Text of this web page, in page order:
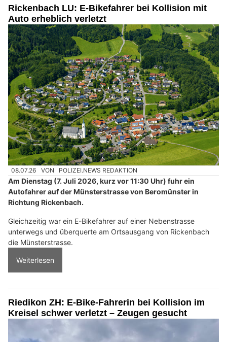
Rickenbach LU: E-Bikefahrer bei Kollision mit
Auto erheblich verletzt
08.07.26 VON POLIZEI.NEWS REDAKTION
Am Dienstag (7. Juli 2026, kurz vor 11:30 Uhr) fuhr ein
Autofahrer auf der Münsterstrasse von Beromünster in
Richtung Rickenbach.
Gleichzeitig war ein E-Bikefahrer auf einer Nebenstrasse
unterwegs und überquerte am Ortsausgang von Rickenbach
die Münsterstrasse.
Weiterlesen
Riedikon ZH: E-Bike-Fahrerin bei Kollision im
Kreisel schwer verletzt – Zeugen gesucht